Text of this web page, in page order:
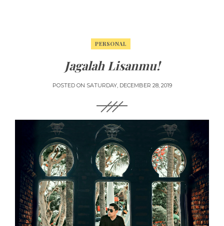
PERSONAL
Jagalah Lisanmu!
POSTED ON SATURDAY, DECEMBER 28, 2019